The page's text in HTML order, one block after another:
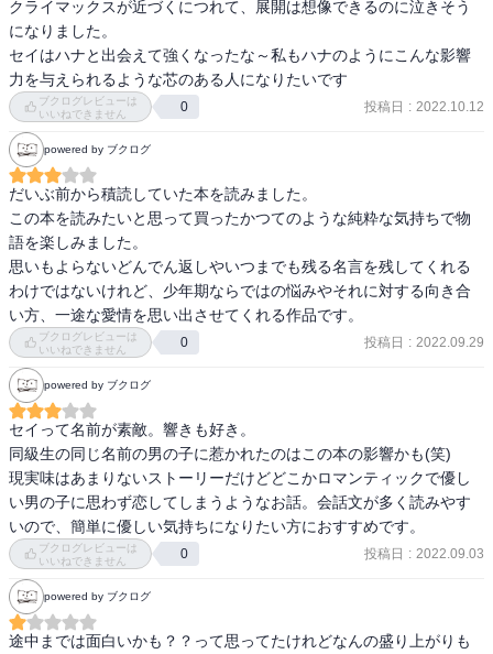
クライマックスが近づくにつれて、展開は想像できるのに泣きそう
になりました。
セイはハナと出会えて強くなったな～私もハナのようにこんな影響
力を与えられるような芯のある人になりたいです
ブクログレビューは
いいねできません
0 投稿日 : 2022.10.12
powered by ブクログ
だいぶ前から積読していた本を読みました。
この本を読みたいと思って買ったかつてのような純粋な気持ちで物
語を楽しみました。
思いもよらないどんでん返しやいつまでも残る名言を残してくれる
わけではないけれど、少年期ならではの悩みやそれに対する向き合
い方、一途な愛情を思い出させてくれる作品です。
ブクログレビューは
いいねできません
0 投稿日 : 2022.09.29
powered by ブクログ
セイって名前が素敵。響きも好き。
同級生の同じ名前の男の子に惹かれたのはこの本の影響かも(笑)
現実味はあまりないストーリーだけどどこかロマンティックで優し
い男の子に思わず恋してしまうようなお話。会話文が多く読みやす
いので、簡単に優しい気持ちになりたい方におすすめです。
ブクログレビューは
いいねできません
0 投稿日 : 2022.09.03
powered by ブクログ
途中までは面白いかも？？って思ってたけれどなんの盛り上がりも